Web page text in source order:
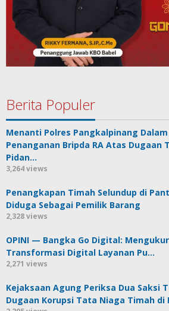
Berita Populer
Menanti Polres Pangkalpinang Dalam
Penanganan Bripda RA Atas Dugaan
Pidan…
3,264 views
Penangkapan Timah Selundup di
Diduga Sebagai Pemilik Barang
2,328 views
OPINI — Bangka Go Digital:
Transformasi Digital Layanan Pu…
2,271 views
Kejaksaan Agung Periksa Dua Saksi
Dugaan Korupsi Tata Niaga Timah di